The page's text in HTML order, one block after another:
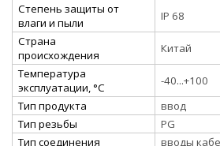
Степень защиты от
влаги и пыли
IP 68
Страна
происхождения
Китай
Температура
эксплуатации, °С
-40...+100
Тип продукта
ввод
Тип резьбы
PG
Тип соединения
вводы